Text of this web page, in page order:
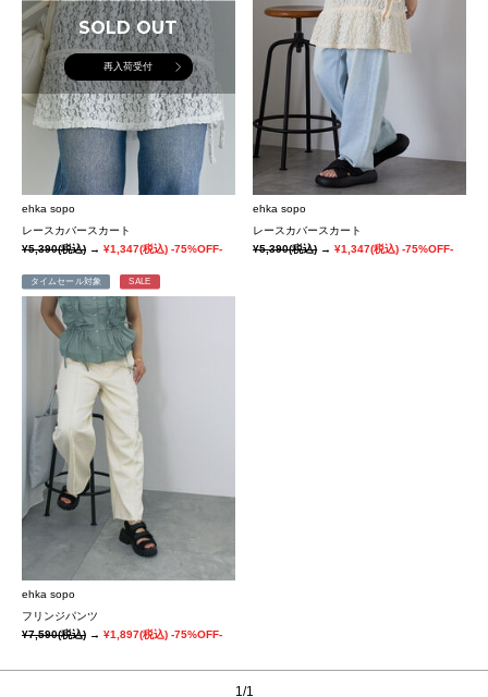
SOLD OUT
再入荷受付
ehka sopo
レースカバースカート
¥5,390(税込) → ¥1,347(税込) -75%OFF-
ehka sopo
レースカバースカート
¥5,390(税込)→¥1,347(税込) -75%OFF-
タイムセール対象 SALE
ehka sopo
フリンジパンツ
¥7,590(税込) → ¥1,897(税込) -75%OFF-
1/1